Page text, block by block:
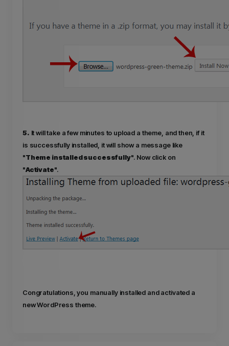
5. It will take a few minutes to upload a theme, and then, if it
is successfully installed, it will show a message like
"Theme installed successfully". Now click on
"Activate".
Congratulations, you manually installed and activated a
new WordPress theme.